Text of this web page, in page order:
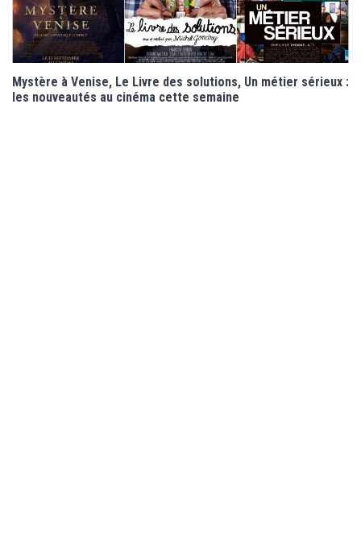
Mystère à Venise, Le Livre des solutions, Un métier sérieux :
les nouveautés au cinéma cette semaine